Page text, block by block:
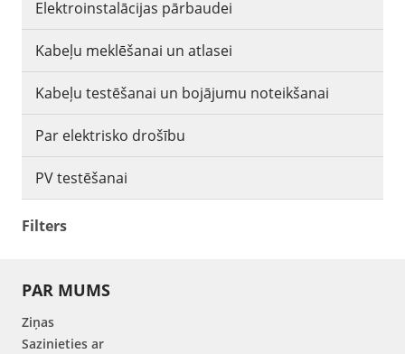
Elektroinstalācijas pārbaudei
Kabeļu meklēšanai un atlasei
Kabeļu testēšanai un bojājumu noteikšanai
Par elektrisko drošību
PV testēšanai
Filters
PAR MUMS
Ziņas
Sazinieties ar